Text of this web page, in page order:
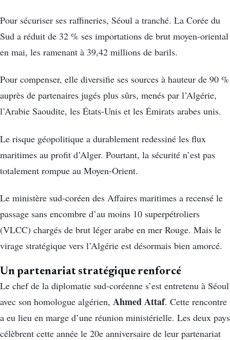
Pour sécuriser ses raffineries, Séoul a tranché. La Corée du
Sud a réduit de 32 % ses importations de brut moyen-oriental
en mai, les ramenant à 39,42 millions de barils.
Pour compenser, elle diversifie ses sources à hauteur de 90 %
auprès de partenaires jugés plus sûrs, menés par l’Algérie,
l’Arabie Saoudite, les États-Unis et les Émirats arabes unis.
Le risque géopolitique a durablement redessiné les flux
maritimes au profit d’Alger. Pourtant, la sécurité n’est pas
totalement rompue au Moyen-Orient.
Le ministère sud-coréen des Affaires maritimes a recensé le
passage sans encombre d’au moins 10 superpétroliers
(VLCC) chargés de brut léger arabe en mer Rouge. Mais le
virage stratégique vers l’Algérie est désormais bien amorcé.
Un partenariat stratégique renforcé
Le chef de la diplomatie sud-coréenne s’est entretenu à Séoul
avec son homologue algérien, Ahmed Attaf. Cette rencontre
a eu lieu en marge d’une réunion ministérielle. Les deux pays
célèbrent cette année le 20e anniversaire de leur partenariat